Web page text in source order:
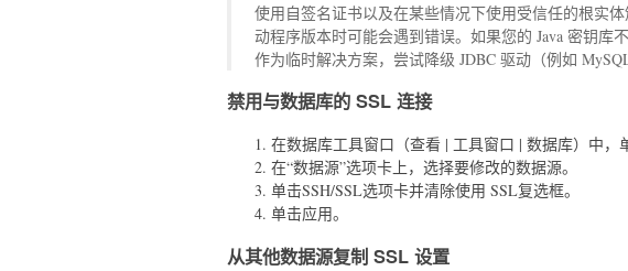
使用自签名证书以及在某些情况下使用受信任的根实
动程序版本时可能会遇到错误。如果您的 Java 密钥库
作为临时解决方案，尝试降级 JDBC 驱动（例如
禁用与数据库的 SSL 连接
在数据库工具窗口（查看 | 工具窗口 | 数据库）中，
在“数据源”选项卡上，选择要修改的数据源。
单击SSH/SSL选项卡并清除使用 SSL复选框。
单击应用。
从其他数据源复制 SSL 设置